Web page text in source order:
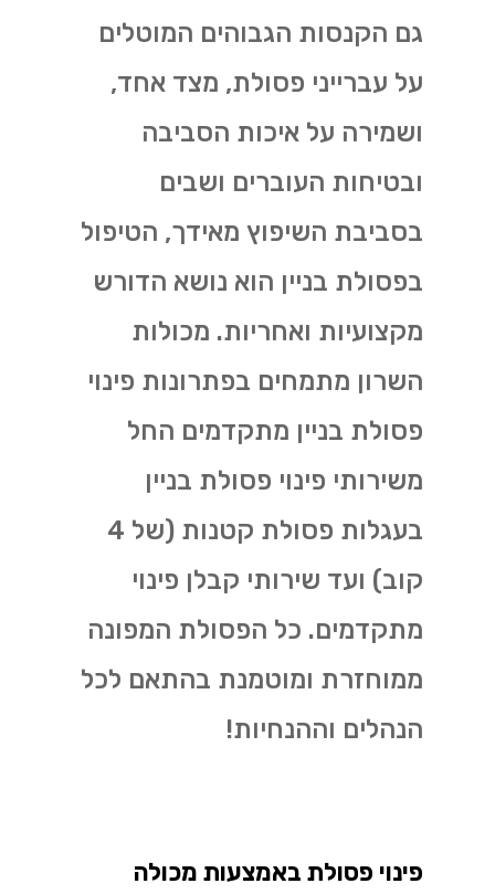
גם הקנסות הגבוהים המוטלים
על עברייני פסולת, מצד אחד,
ושמירה על איכות הסביבה
ובטיחות העוברים ושבים
בסביבת השיפוץ מאידך, הטיפול
בפסולת בניין הוא נושא הדורש
מקצועיות ואחריות. מכולות
השרון מתמחים בפתרונות פינוי
פסולת בניין מתקדמים החל
משירותי פינוי פסולת בניין
בעגלות פסולת קטנות (של 4
קוב) ועד שירותי קבלן פינוי
מתקדמים. כל הפסולת המפונה
ממוחזרת ומוטמנת בהתאם לכל
הנהלים וההנחיות!
פינוי פסולת באמצעות מכולה